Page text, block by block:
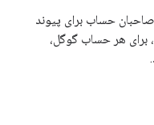
حساب برای پیوند
برای هر حساب گوگل،